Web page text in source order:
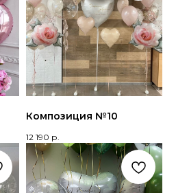
Композиция №10
12 190 р.